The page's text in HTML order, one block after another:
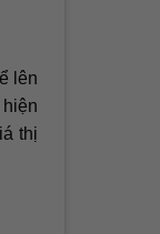
lên
thị